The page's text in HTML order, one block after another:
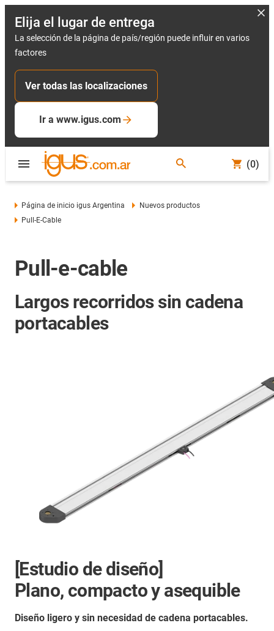
Elija el lugar de entrega
La selección de la página de país/región puede influir en varios
factores
Ver todas las localizaciones
Ir a www.igus.com
(0)
Página de inicio igus Argentina
Nuevos productos
Pull-E-Cable
Pull-e-cable
Largos recorridos sin cadena
portacables
[Estudio de diseño]
Plano, compacto y asequible
Diseño ligero y sin necesidad de cadena portacables.